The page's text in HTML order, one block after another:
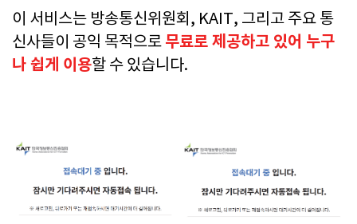
이 서비스는 방송통신위원회, KAIT, 그리고 주요 통
신사들이 공익 목적으로 무료로 제공하고 있어 누구
나 쉽게 이용할 수 있습니다.